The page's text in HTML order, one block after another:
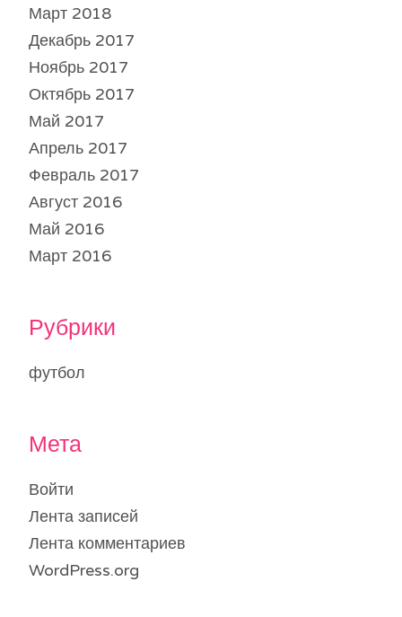
Март 2018
Декабрь 2017
Ноябрь 2017
Октябрь 2017
Май 2017
Апрель 2017
Февраль 2017
Август 2016
Май 2016
Март 2016
Рубрики
футбол
Мета
Войти
Лента записей
Лента комментариев
WordPress.org